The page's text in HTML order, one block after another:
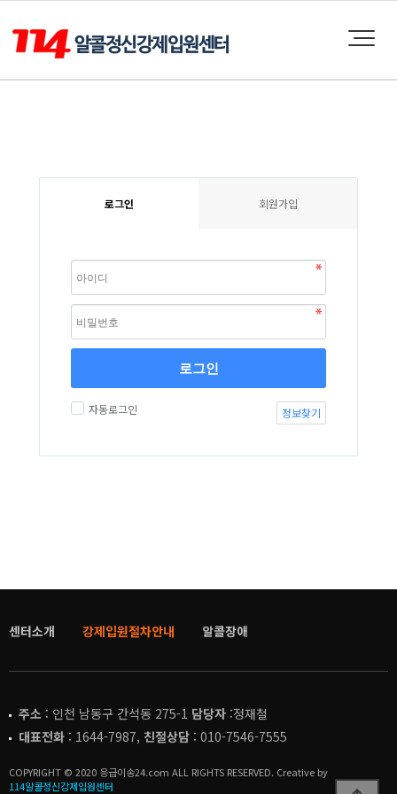
로그인 회원가입
로그인
자동로그인 정보찾기
센터소개 강제입원절차안내 알콜장애
주소 : 인천 남동구 간석동 275-1 담당자 :정재철
대표전화 : 1644-7987, 친절상담 : 010-7546-7555
COPYRIGHT © 2020 응급이송24.com ALL RIGHTS RESERVED. Creative by
114알콜정신강제입원센터